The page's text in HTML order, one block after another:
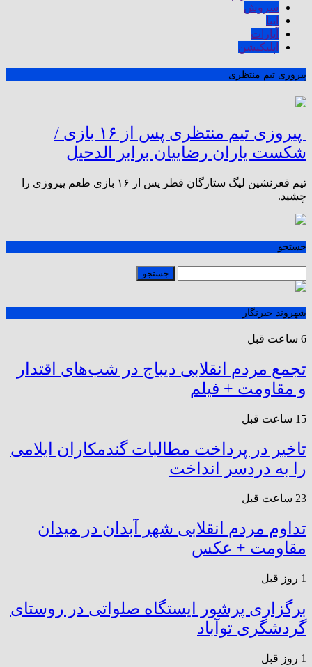
سروش
ایتا
آپارات
اپلیکیشن
پیروزی تیم منتظری
پیروزی تیم منتظری پس از ۱۶ بازی /
شکست یاران رضاییان برابر الدحیل
تیم قعرنشین لیگ ستارگان قطر پس از ۱۶ بازی طعم پیروزی را
چشید.
جستجو
شهروند خبرنگار
6 ساعت قبل
تجمع مردم انقلابی دیباج در شب‌های اقتدار
و مقاومت + فیلم
15 ساعت قبل
تاخیر در پرداخت مطالبات گندمکاران ایلامی
را به دردسر انداخت
23 ساعت قبل
تداوم مردم انقلابی شهر آبدان در میدان
مقاومت + عکس
1 روز قبل
برگزاری پرشور ایستگاه صلواتی در روستای
گردشگری توآباد
1 روز قبل